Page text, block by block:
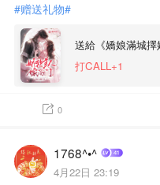
#赠送礼物#
送給《嬌娘滿城擇
打CALL+1
0
1768^•^
4月22日 23:19